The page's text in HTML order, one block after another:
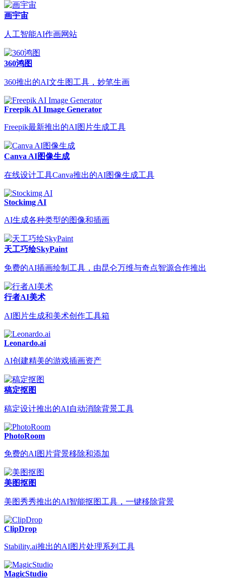
画宇宙
人工智能AI作画网站
360鸿图
360推出的AI文生图工具，妙笔生画
Freepik AI Image Generator
Freepik最新推出的AI图片生成工具
Canva AI图像生成
在线设计工具Canva推出的AI图像生成工具
Stockimg AI
AI生成各种类型的图像和插画
天工巧绘SkyPaint
免费的AI插画绘制工具，由昆仑万维与奇点智源合作推出
行者AI美术
AI图片生成和美术创作工具箱
Leonardo.ai
AI创建精美的游戏插画资产
稿定抠图
稿定设计推出的AI自动消除背景工具
PhotoRoom
免费的AI图片背景移除和添加
美图抠图
美图秀秀推出的AI智能抠图工具，一键移除背景
ClipDrop
Stability.ai推出的AI图片处理系列工具
MagicStudio